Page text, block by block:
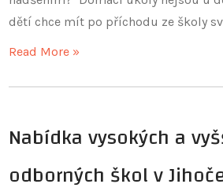
dětí chce mít po příchodu ze školy
Read More »
Nabídka vysokých a
odborných škol v